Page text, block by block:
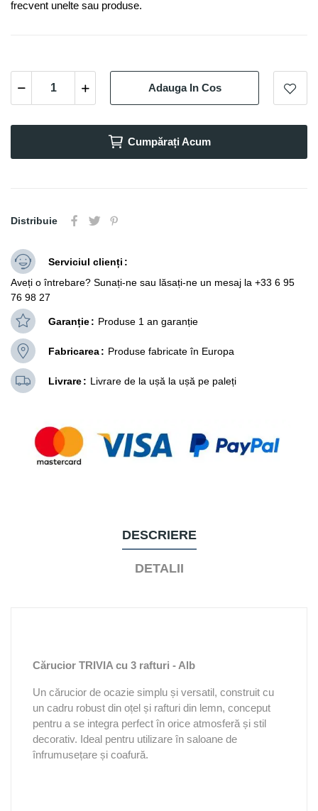
frecvent unelte sau produse.
Adauga In Cos
Cumpărați Acum
Distribuie
Serviciul clienți
Aveți o întrebare? Sunați-ne sau lăsați-ne un mesaj la +33 6 95
76 98 27
Garanție Produse 1 an garanție
Fabricarea Produse fabricate în Europa
Livrare Livrare de la ușă la ușă pe paleți
DESCRIERE
DETALII
Cărucior TRIVIA cu 3 rafturi - Alb
Un cărucior de ocazie simplu și versatil, construit cu
un cadru robust din oțel și rafturi din lemn, conceput
pentru a se integra perfect în orice atmosferă și stil
decorativ. Ideal pentru utilizare în saloane de
înfrumusețare și coafură.